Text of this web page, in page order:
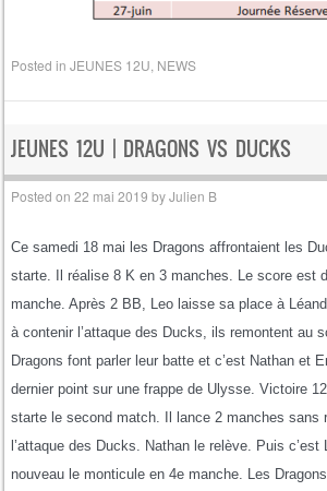
Posted inJEUNES 12U NEWS
JEUNES 12U | DRAGONS VS DUCKS
Posted on22 mai 2019 byJulien B
Ce samedi 18 mai les Dragons affrontaient les
starte. Il réalise 8 K en 3 manches. Le score est
manche. Après 2 BB, Leo laisse sa place à
à contenir l’attaque des Ducks, ils remontent au
Dragons font parler leur batte et c’est Nathan et
dernier point sur une frappe de Ulysse. Victoire
starte le second match. Il lance 2 manches sans
l’attaque des Ducks. Nathan le relève. Puis c’est
nouveau le monticule en 4e manche. Les